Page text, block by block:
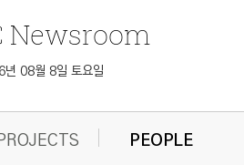
Newsroom
08월 8일 토요일
PEOPLE